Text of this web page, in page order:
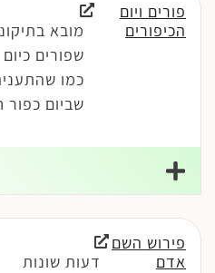
פורים ויום
הכיפורים
מובא
שפורים
כמו
שביום כפור
פירוש השם
אדם
דעות שונות